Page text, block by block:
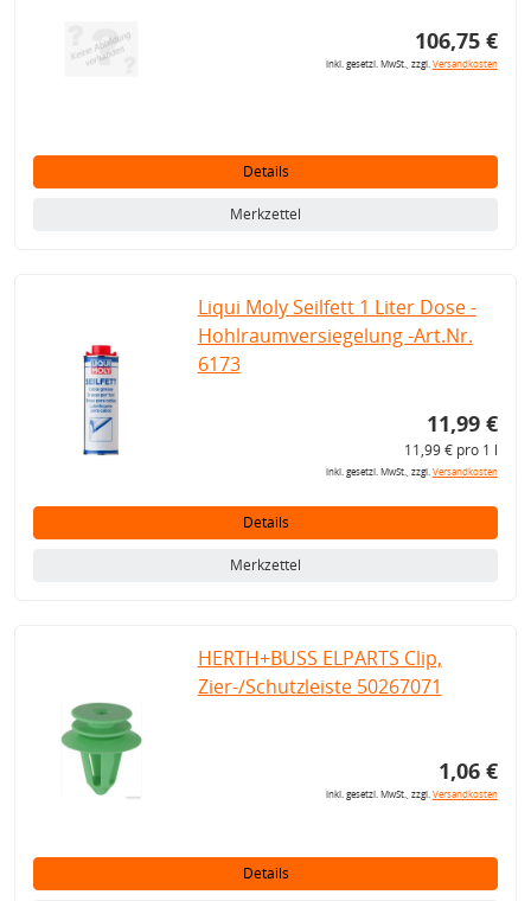
106,75 €
inkl. gesetzl. MwSt., zzgl.Versandkosten
Details
Merkzettel
Liqui Moly Seilfett 1 Liter Dose -
Hohlraumversiegelung -Art.Nr.
6173
11,99 €
11,99 € pro 1 l
inkl. gesetzl. MwSt., zzgl.Versandkosten
Details
Merkzettel
HERTH+BUSS ELPARTS Clip,
Zier-/Schutzleiste 50267071
1,06 €
inkl. gesetzl. MwSt., zzgl.Versandkosten
Details